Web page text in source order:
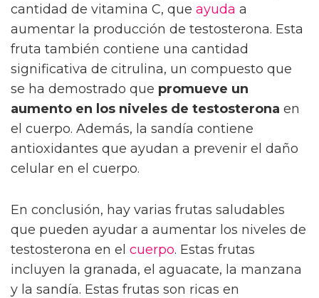
cantidad de vitamina C, que ayuda a
aumentar la producción de testosterona. Esta
fruta también contiene una cantidad
significativa de citrulina, un compuesto que
se ha demostrado que promueve un
aumento en los niveles de testosterona en
el cuerpo. Además, la sandía contiene
antioxidantes que ayudan a prevenir el daño
celular en el cuerpo.
En conclusión, hay varias frutas saludables
que pueden ayudar a aumentar los niveles de
testosterona en el cuerpo. Estas frutas
incluyen la granada, el aguacate, la manzana
y la sandía. Estas frutas son ricas en